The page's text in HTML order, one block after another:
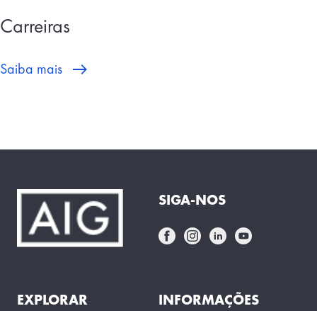
Carreiras
Saiba mais
SIGA-NOS
EXPLORAR
INFORMAÇÕES